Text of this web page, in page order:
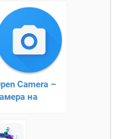
Camera –
на